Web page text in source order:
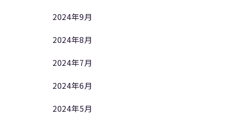
2024年9月
2024年8月
2024年7月
2024年6月
2024年5月